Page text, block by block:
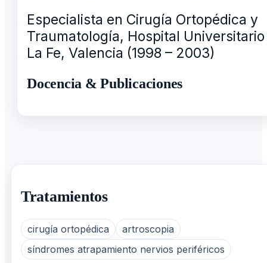
Especialista en Cirugía Ortopédica y
Traumatología, Hospital Universitario
La Fe, Valencia (1998 – 2003)
Docencia & Publicaciones
Tratamientos
cirugía ortopédica
artroscopia
síndromes atrapamiento nervios periféricos